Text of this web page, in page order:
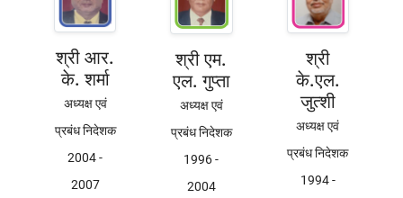
श्री आर.
के. शर्मा
अध्यक्ष एवं
प्रबंध निदेशक
2004-
2007
श्री एम.
एल. गुप्ता
अध्यक्ष एवं
प्रबंध निदेशक
1996-
2004
श्री
के.एल.
जुत्शी
अध्यक्ष एवं
प्रबंध निदेशक
1994-